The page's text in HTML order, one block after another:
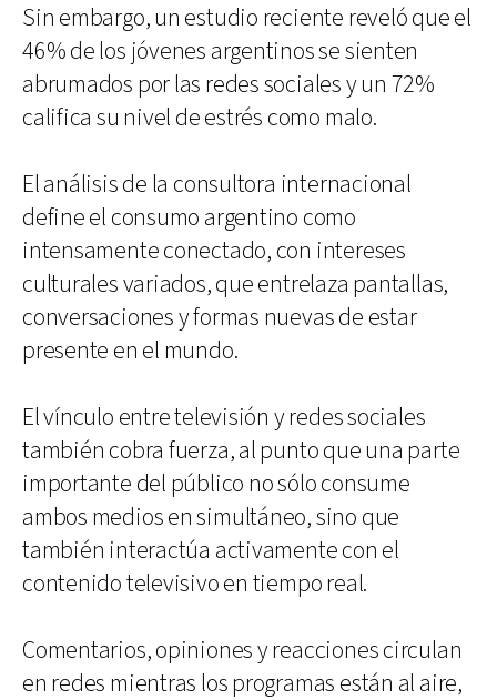
Sin embargo, un estudio reciente reveló que el
46% de los jóvenes argentinos se sienten
abrumados por las redes sociales y un 72%
califica su nivel de estrés como malo.
El análisis de la consultora internacional
define el consumo argentino como
intensamente conectado, con intereses
culturales variados, que entrelaza pantallas,
conversaciones y formas nuevas de estar
presente en el mundo.
El vínculo entre televisión y redes sociales
también cobra fuerza, al punto que una parte
importante del público no sólo consume
ambos medios en simultáneo, sino que
también interactúa activamente con el
contenido televisivo en tiempo real.
Comentarios, opiniones y reacciones circulan
en redes mientras los programas están al aire,